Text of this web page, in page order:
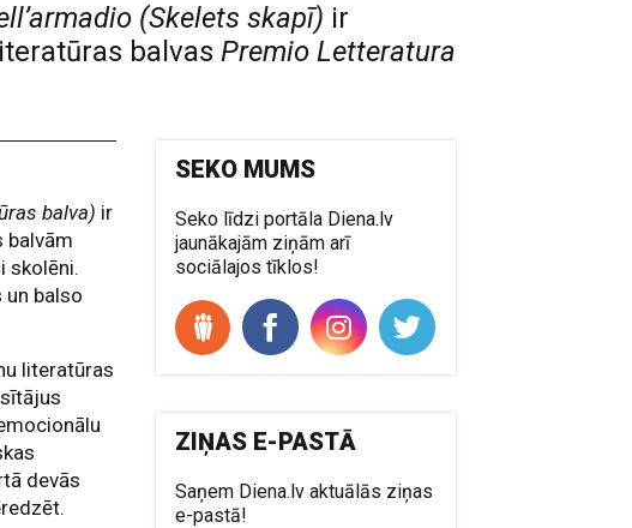
(Skelets skapī) ir
balvas Premio Letteratura
balva) ir
balvām
skolēni.
balso
literatūras
devās
SEKO MUMS
Seko līdzi portāla Diena.lv
jaunākajām ziņām arī
sociālajos tīklos!
ZIŅAS E-PASTĀ
Saņem Diena.lv aktuālās ziņas
e-pastā!